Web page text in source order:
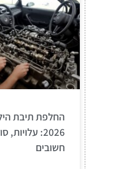
החלפת תיבת
2026:
חשובים